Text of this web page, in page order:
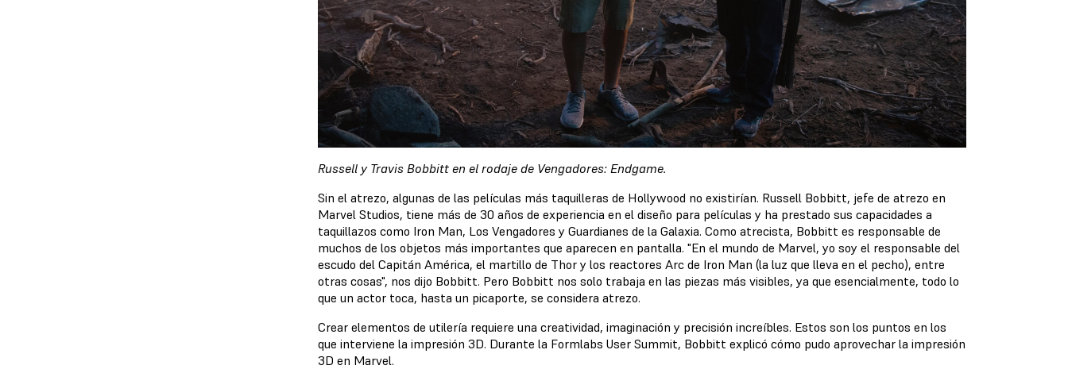
Russell y Travis Bobbitt en el rodaje de Vengadores: Endgame.
Sin el atrezo, algunas de las películas más taquilleras de Hollywood no existirían. Russell Bobbitt, jefe de atrezo en
Marvel Studios, tiene más de 30 años de experiencia en el diseño para películas y ha prestado sus capacidades a
taquillazos como Iron Man, Los Vengadores y Guardianes de la Galaxia. Como atrecista, Bobbitt es responsable de
muchos de los objetos más importantes que aparecen en pantalla. "En el mundo de Marvel, yo soy el responsable del
escudo del Capitán América, el martillo de Thor y los reactores Arc de Iron Man (la luz que lleva en el pecho), entre
otras cosas", nos dijo Bobbitt. Pero Bobbitt nos solo trabaja en las piezas más visibles, ya que esencialmente, todo lo
que un actor toca, hasta un picaporte, se considera atrezo.
Crear elementos de utilería requiere una creatividad, imaginación y precisión increíbles. Estos son los puntos en los
que interviene la impresión 3D. Durante la Formlabs User Summit, Bobbitt explicó cómo pudo aprovechar la impresión
3D en Marvel.